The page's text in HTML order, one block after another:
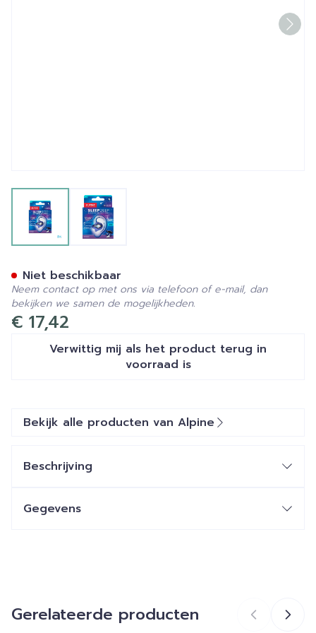
View larger imageView larger image
€ 17,42
Verwittig mij als het product terug in
voorraad is
Niet beschikbaar
Neem contact op met ons via telefoon of e-mail, dan
bekijken we samen de mogelijkheden.
Bekijk alle producten van Alpine
Beschrijving
Gegevens
Merken Alpine
Gerelateerde producten